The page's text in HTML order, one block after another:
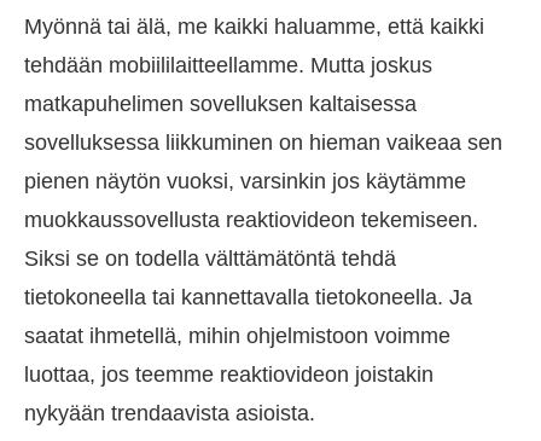
Myönnä tai älä, me kaikki haluamme, että kaikki
tehdään mobiililaitteellamme. Mutta joskus
matkapuhelimen sovelluksen kaltaisessa
sovelluksessa liikkuminen on hieman vaikeaa sen
pienen näytön vuoksi, varsinkin jos käytämme
muokkaussovellusta reaktiovideon tekemiseen.
Siksi se on todella välttämätöntä tehdä
tietokoneella tai kannettavalla tietokoneella. Ja
saatat ihmetellä, mihin ohjelmistoon voimme
luottaa, jos teemme reaktiovideon joistakin
nykyään trendaavista asioista.